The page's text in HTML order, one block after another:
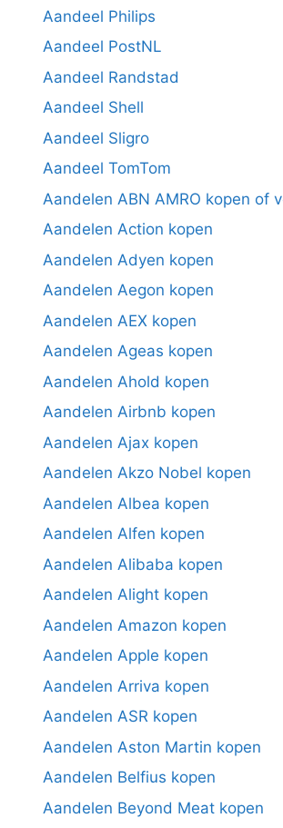
Aandeel Philips
Aandeel PostNL
Aandeel Randstad
Aandeel Shell
Aandeel Sligro
Aandeel TomTom
Aandelen ABN AMRO kopen of
Aandelen Action kopen
Aandelen Adyen kopen
Aandelen Aegon kopen
Aandelen AEX kopen
Aandelen Ageas kopen
Aandelen Ahold kopen
Aandelen Airbnb kopen
Aandelen Ajax kopen
Aandelen Akzo Nobel kopen
Aandelen Albea kopen
Aandelen Alfen kopen
Aandelen Alibaba kopen
Aandelen Alight kopen
Aandelen Amazon kopen
Aandelen Apple kopen
Aandelen Arriva kopen
Aandelen ASR kopen
Aandelen Aston Martin kopen
Aandelen Belfius kopen
Aandelen Beyond Meat kopen